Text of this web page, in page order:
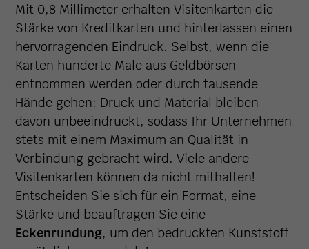
Mit 0,8 Millimeter erhalten Visitenkarten die
Stärke von Kreditkarten und hinterlassen einen
hervorragenden Eindruck. Selbst, wenn die
Karten hunderte Male aus Geldbörsen
entnommen werden oder durch tausende
Hände gehen: Druck und Material bleiben
davon unbeeindruckt, sodass Ihr Unternehmen
stets mit einem Maximum an Qualität in
Verbindung gebracht wird. Viele andere
Visitenkarten können da nicht mithalten!
Entscheiden Sie sich für ein Format, eine
Stärke und beauftragen Sie eine
Eckenrundung, um den bedruckten Kunststoff